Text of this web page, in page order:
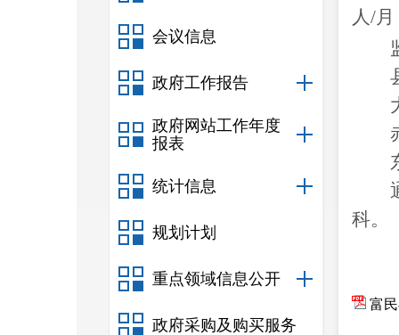
会议信息
政府工作报告
政府网站工作年度
报表
统计信息
规划计划
重点领域信息公开
政府采购及购买服务
人/月
科。
富